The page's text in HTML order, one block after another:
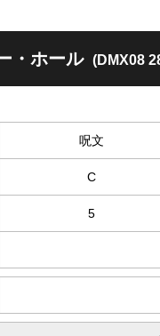
・ホール (DMX08
呪文
C
5